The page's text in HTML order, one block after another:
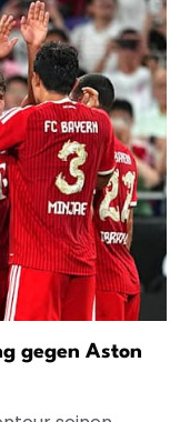
gegen Aston